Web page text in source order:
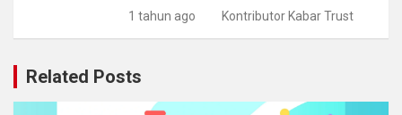
1 tahun ago Kontributor Kabar Trust
Related Posts